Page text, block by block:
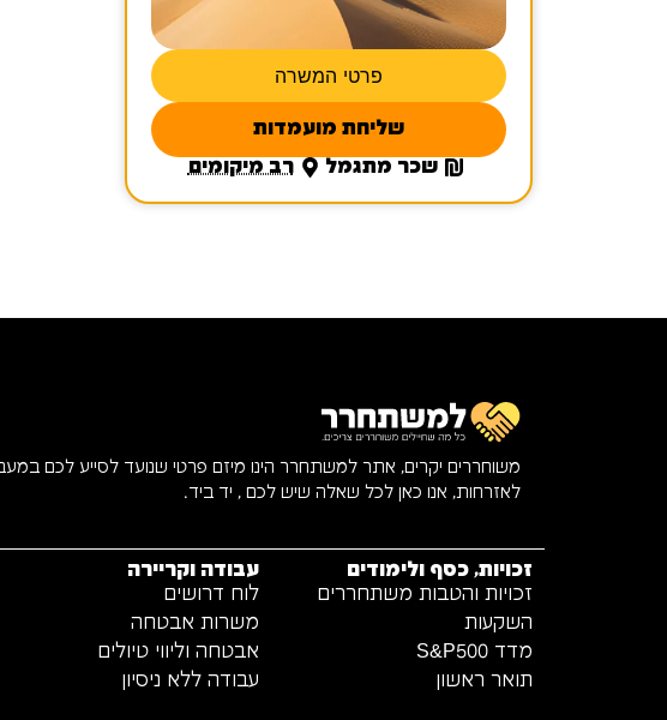
פרטי המשרה
שליחת מועמדות
שכר מתגמל
רב מיקומים
משוחררים יקרים, אתר למשתחרר הינו מיזם פרטי שנועד לסייע לכם
לאזרחות, אנו כאן לכל שאלה שיש לכם , יד ביד.
זכויות, כסף ולימודים
זכויות והטבות משתחררים
השקעות
מדד S&P500
תואר ראשון
עבודה וקריירה
לוח דרושים
משרות אבטחה
אבטחה וליווי טיולים
עבודה ללא ניסיון